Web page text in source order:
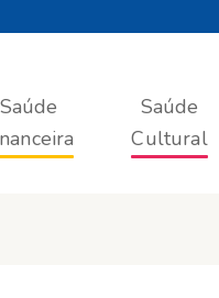
Saúde
Saúde
Cultural